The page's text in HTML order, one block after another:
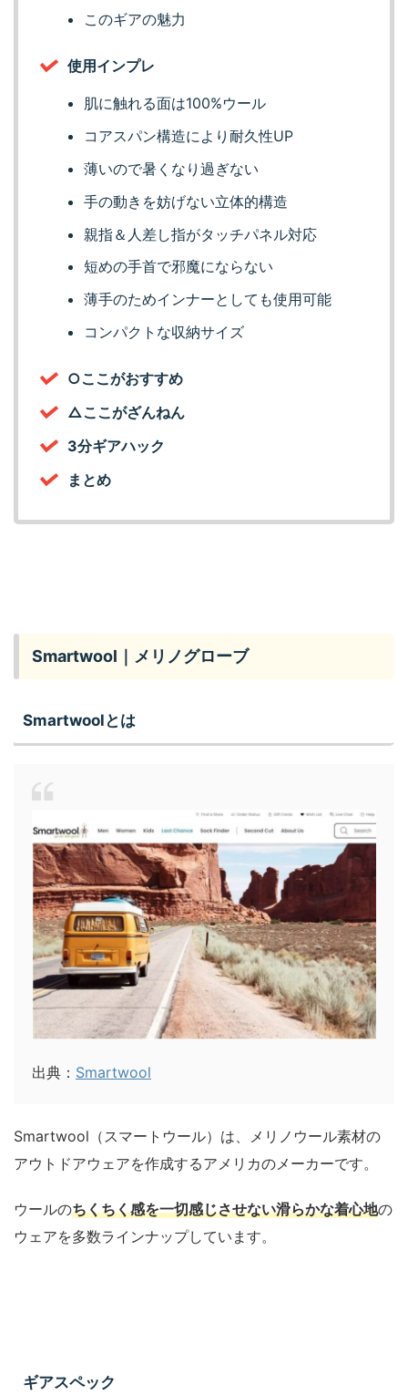
このギアの魅力
使用インプレ
肌に触れる面は100%ウール
コアスパン構造により耐久性UP
薄いので暑くなり過ぎない
手の動きを妨げない立体的構造
親指＆人差し指がタッチパネル対応
短めの手首で邪魔にならない
薄手のためインナーとしても使用可能
コンパクトな収納サイズ
○ここがおすすめ
△ここがざんねん
3分ギアハック
まとめ
Smartwool｜メリノグローブ
Smartwoolとは
出典： Smartwool
Smartwool（スマートウール）は、メリノウール素材の
アウトドアウェアを作成するアメリカのメーカーです。
ウールのちくちく感を一切感じさせない滑らかな着心地の
ウェアを多数ラインナップしています。
ギアスペック